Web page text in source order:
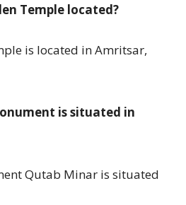
Temple located?
is located in Amritsar,
is situated in
Qutab Minar is situated